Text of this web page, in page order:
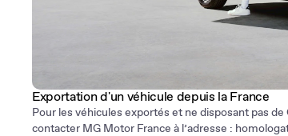
Exportation d'un véhicule depuis la France
Pour les véhicules exportés et ne disposant pas
contacter MG Motor France à l’adresse :